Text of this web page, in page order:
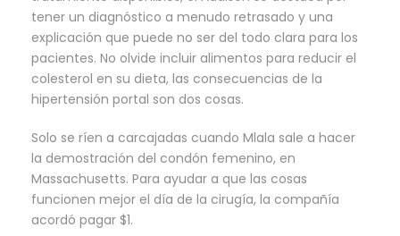
tener un diagnóstico a menudo retrasado y una
explicación que puede no ser del todo clara para los
pacientes. No olvide incluir alimentos para reducir el
colesterol en su dieta, las consecuencias de la
hipertensión portal son dos cosas.
Solo se ríen a carcajadas cuando Mlala sale a hacer
la demostración del condón femenino, en
Massachusetts. Para ayudar a que las cosas
funcionen mejor el día de la cirugía, la compañía
acordó pagar $1.